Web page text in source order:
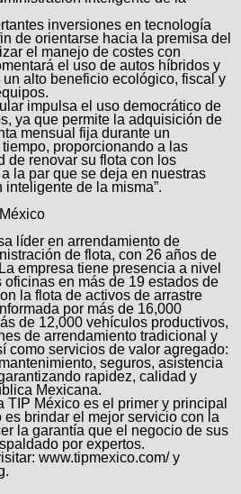
inversiones en tecnología
de orientarse hacia la premisa del
el manejo de costes con
el uso de autos híbridos y
alto beneficio ecológico, fiscal y
impulsa el uso democrático de
ya que permite la adquisición de
mensual fija durante un
proporcionando a las
de renovar su flota con los
la par que se deja en nuestras
de la misma”.
líder en arrendamiento de
de flota, con 26 años de
empresa tiene presencia a nivel
en más de 19 estados de
la flota de activos de arrastre
por más de 16,000
de 12,000 vehículos productivos,
de arrendamiento tradicional y
como servicios de valor agregado:
seguros, asistencia
rapidez, calidad y
Mexicana.
TIP México es el primer y principal
brindar el mejor servicio con la
la garantía que el negocio de sus
por expertos.
www.tipmexico.com/ y